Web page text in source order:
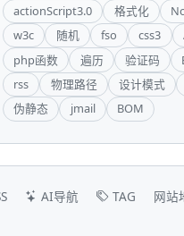
actionScript3.0
格式化
w3c
随机 fso css3
php函数
遍历 验证码
rss
物理路径 设计模式
伪静态
jmail BOM
AI导航 TAG 网站